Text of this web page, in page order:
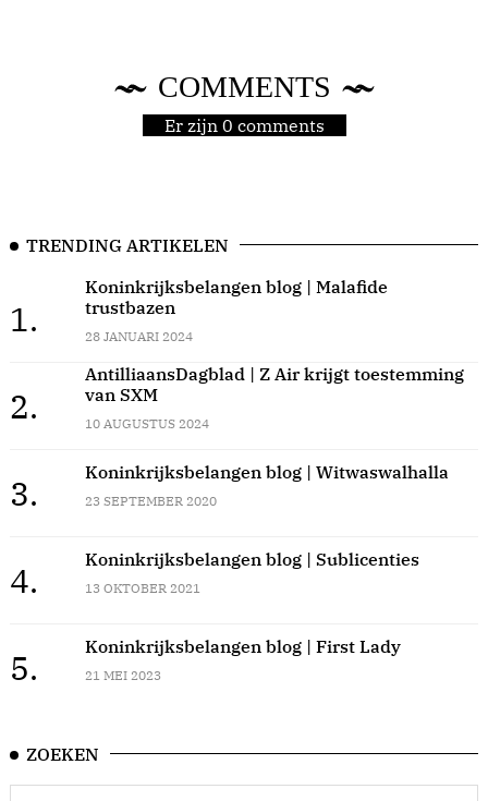
COMMENTS
Er zijn 0 comments
TRENDING ARTIKELEN
1.
Koninkrijksbelangen blog | Malafide
trustbazen
28 JANUARI 2024
2.
AntilliaansDagblad | Z Air krijgt toestemming
van SXM
10 AUGUSTUS 2024
3.
Koninkrijksbelangen blog | Witwaswalhalla
23 SEPTEMBER 2020
4.
Koninkrijksbelangen blog | Sublicenties
13 OKTOBER 2021
5.
Koninkrijksbelangen blog | First Lady
21 MEI 2023
ZOEKEN